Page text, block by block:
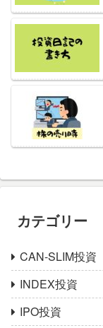
カテゴリー
CAN-SLIM投資
INDEX投資
IPO投資